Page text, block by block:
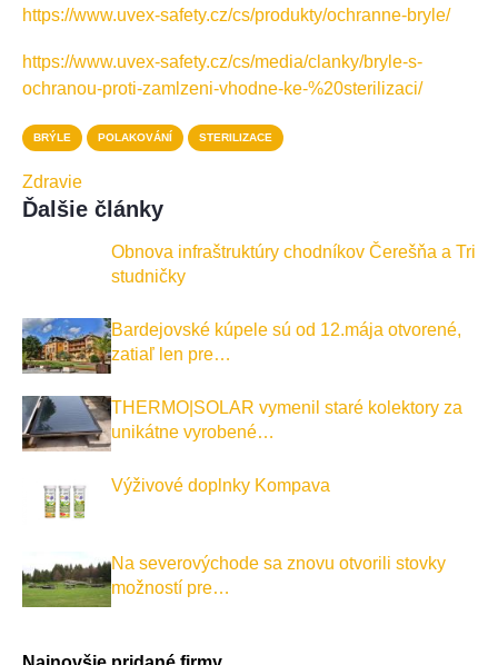
https://www.uvex-safety.cz/cs/produkty/ochranne-bryle/
https://www.uvex-safety.cz/cs/media/clanky/bryle-s-
ochranou-proti-zamlzeni-vhodne-ke-%20sterilizaci/
BRÝLE POLAKOVÁNÍ STERILIZACE
Zdravie
Ďalšie články
Obnova infraštruktúry chodníkov Čerešňa a Tri
studničky
Bardejovské kúpele sú od 12.mája otvorené,
zatiaľ len pre…
THERMO|SOLAR vymenil staré kolektory za
unikátne vyrobené…
Výživové doplnky Kompava
Na severovýchode sa znovu otvorili stovky
možností pre…